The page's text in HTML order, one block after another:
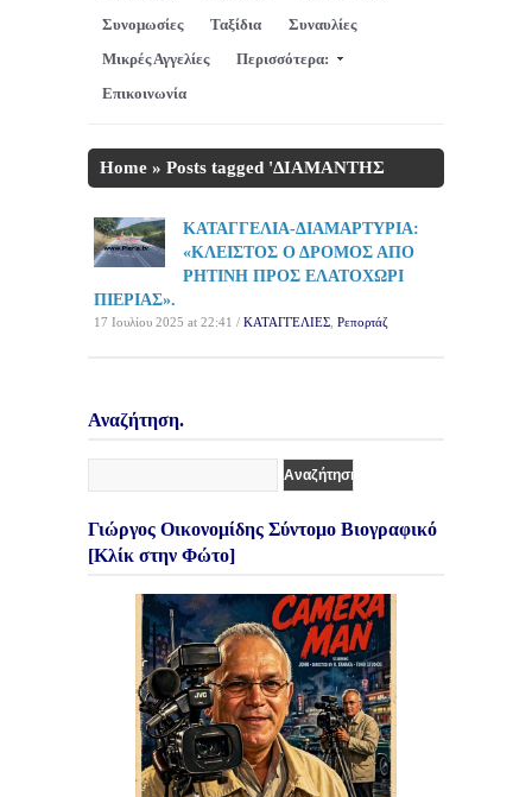
Συνομωσίες
Ταξίδια
Συναυλίες
Μικρές Αγγελίες
Περισσότερα:
Επικοινωνία
Home » Posts tagged 'ΔΙΑΜΑΝΤΗΣ
ΚΑΤΑΓΓΕΛΙΑ-ΔΙΑΜΑΡΤΥΡΙΑ:
«ΚΛΕΙΣΤΟΣ Ο ΔΡΟΜΟΣ ΑΠΟ
ΡΗΤΙΝΗ ΠΡΟΣ ΕΛΑΤΟΧΩΡΙ
ΠΙΕΡΙΑΣ».
17 Ιουλίου 2025 at 22:41 / ΚΑΤΑΓΓΕΛΙΕΣ Ρεπορτάζ
Αναζήτηση.
Γιώργος Οικονομίδης Σύντομο Βιογραφικό
[Κλίκ στην Φώτο]